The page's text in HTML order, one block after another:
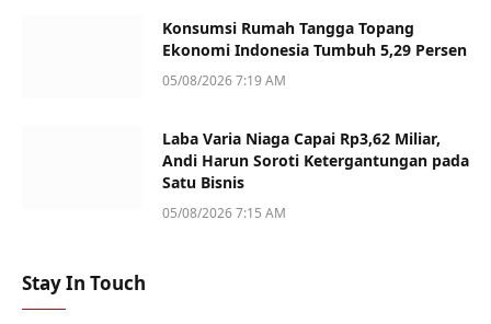
Konsumsi Rumah Tangga Topang
Ekonomi Indonesia Tumbuh 5,29 Persen
05/08/2026 7:19 AM
Laba Varia Niaga Capai Rp3,62 Miliar,
Andi Harun Soroti Ketergantungan pada
Satu Bisnis
05/08/2026 7:15 AM
Stay In Touch